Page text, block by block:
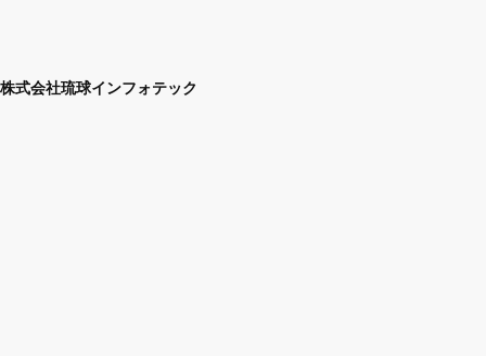
株式会社琉球インフォテック